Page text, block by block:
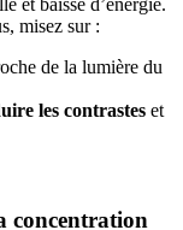
et baisse d’énergie.
misez sur :
de la lumière du
les contrastes et
concentration